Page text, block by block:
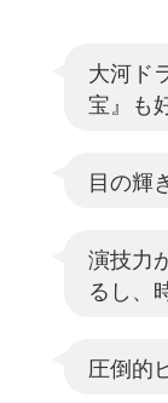
大河ド
宝』も
目の輝
演技力
るし、
圧倒的